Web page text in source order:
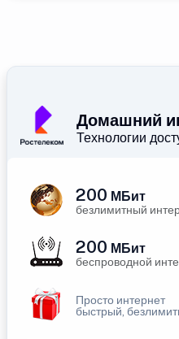
Домашний
Технологии
200 МБит
безлимитный
200 МБит
беспроводной
Просто интернет
быстрый,